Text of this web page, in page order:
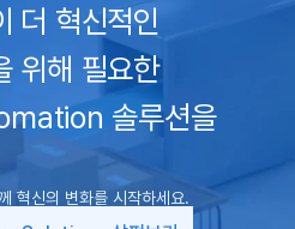
더 혁신적인
위해 필요한
솔루션을
혁신의 변화를 시작하세요.